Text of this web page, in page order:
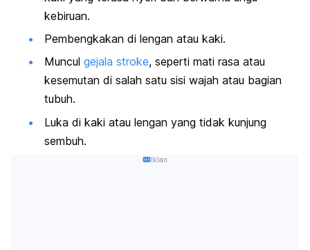
kebiruan.
Pembengkakan di lengan atau kaki.
Muncul gejala stroke, seperti mati rasa atau
kesemutan di salah satu sisi wajah atau bagian
tubuh.
Luka di kaki atau lengan yang tidak kunjung
sembuh.
Iklan